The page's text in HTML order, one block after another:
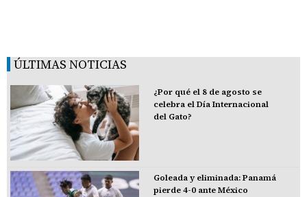
ÚLTIMAS NOTICIAS
¿Por qué el 8 de agosto se
celebra el Día Internacional
del Gato?
Goleada y eliminada: Panamá
pierde 4-0 ante México